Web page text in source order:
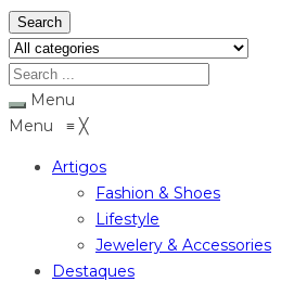
Search
Menu
Menu ≡ ╳
Artigos
Fashion & Shoes
Lifestyle
Jewelery & Accessories
Destaques